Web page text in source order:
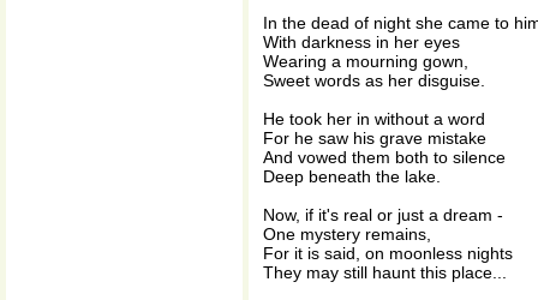
In the dead of night she came to
With darkness in her eyes
Wearing a mourning gown,
Sweet words as her disguise.
He took her in without a word
For he saw his grave mistake
And vowed them both to silence
Deep beneath the lake.
Now, if it's real or just a dream -
One mystery remains,
For it is said, on moonless nights
They may still haunt this place...